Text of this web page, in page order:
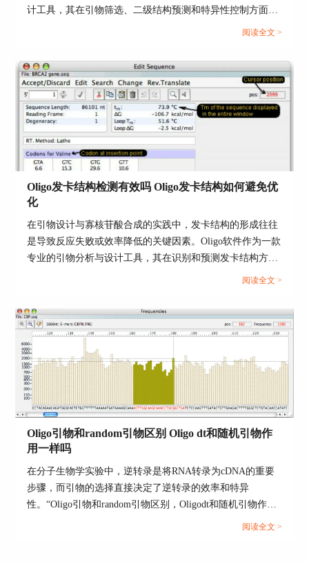
3'端对PCR的影响很大，如果设计不当，可能会导
4. 调整实验条件
实验中的盐浓度和pH值等因素，也会影响Tm值。
一般来说，高盐浓度会让DNA结合得更牢固，Tm
值会升高。如果你知道实验中使用的盐浓度比较
高，可以适当调整这些实验条件，让Tm值更加合
适。
5. 使用Oligo的自动调整功能
Oligo还有一个自动调整功能，特别方便。你只需
就会自动帮你调整引物的长度、GC含量等，计算
出最合适的Tm值，省时省力，还避免了人为操作
的错误。
计工具，其在引物筛选、二级结构预测和特异性控制方面的
功能被广泛认可。围绕Oligo引物设计软件准确吗，Oligo引
实践效果两个角度出发，系统剖析Oligo的核心优势与应用方
法，并拓展介绍如何在不同实验场景下进一步优化引物性
能，提升整体实验成功率。...
阅读全文 >
Oligo发卡结构检测有效吗 Oligo发卡结构如何避免优
化
在引物设计与寡核苷酸合成的实践中，发卡结构的形成往往
是导致反应失败或效率降低的关键因素。Oligo软件作为一款
专业的引物分析与设计工具，其在识别和预测发卡结构方面
的功能备受用户关注。围绕Oligo发卡结构检测有效吗，
对发卡结构的识别机制、如何有效规避其形成，以及在实际
工作中可以进一步扩展的优化建议，帮助科研用户提高实验
成功率与设计效率。...
阅读全文 >
Oligo引物和random引物区别 Oligo dt和随机引物作
用一样吗
在分子生物学实验中，逆转录是将RNA转录为cDNA的重要
步骤，而引物的选择直接决定了逆转录的效率和特异
性。“Oligo引物和random引物区别，Oligodt和随机引物作用
一样吗”是实验新手和科研人员经常关注的问题。无论是在
阅读全文 >